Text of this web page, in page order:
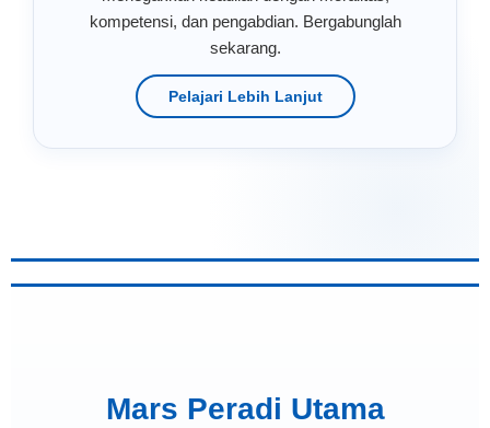
kompetensi, dan pengabdian. Bergabunglah
sekarang.
Pelajari Lebih Lanjut
Mars Peradi Utama